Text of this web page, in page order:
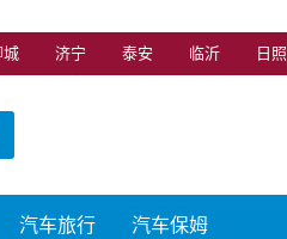
城 济宁 泰安 临沂 日照
汽车旅行 汽车保姆